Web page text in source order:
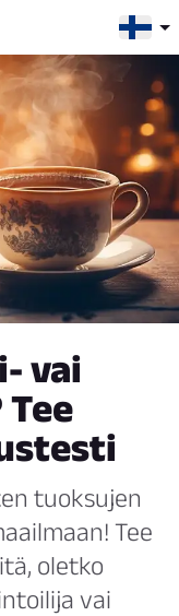
vai
tuoksujen
Tee
oletko
vai